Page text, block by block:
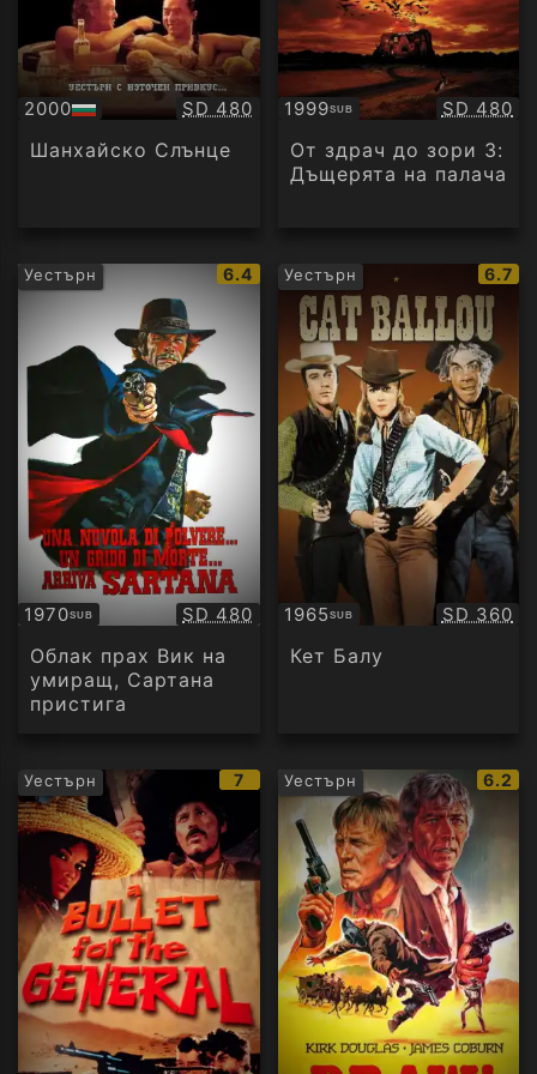
2000
БГ
аудио
Качество:
SD 480
Шанхайско Слънце
1999SUB
Субтитри SD 480
От здрач до зори 3:
Дъщерята на палача
Уестърн
IMDb
рейтинг:
6.4
1970SUB
Субтитри Качество:
SD 480
Облак прах Вик на
умиращ, Сартана
пристига
Уестърн
IMDb
6.7
1965SUB
Субтитри SD 360
Кет Балу
Уестърн
IMDb
рейтинг:
7 Уестърн
IMDb
6.2